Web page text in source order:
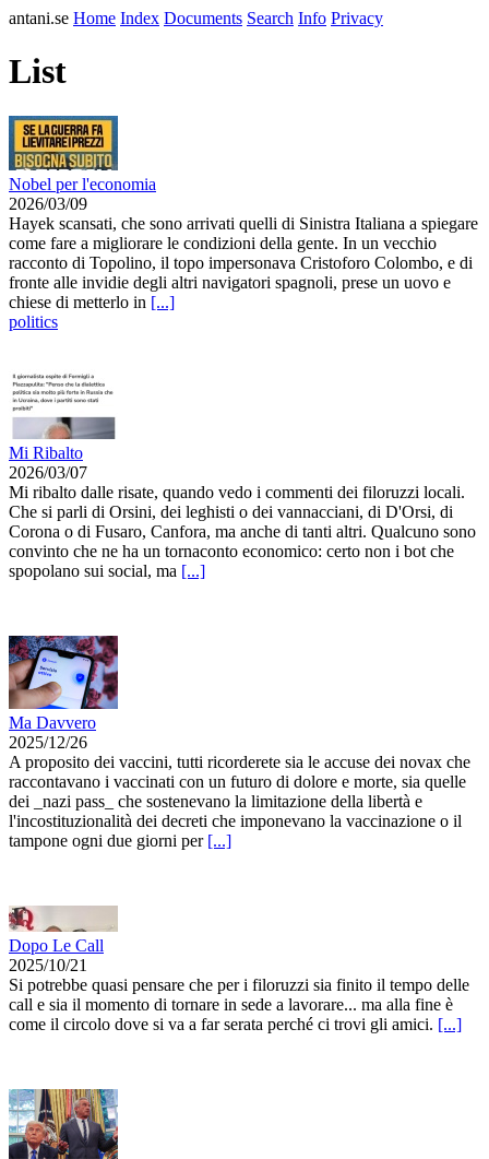
antani.se Home Index Documents Search Info Privacy
List
Nobel per l'economia
2026/03/09
Hayek scansati, che sono arrivati quelli di Sinistra Italiana a spiegare
come fare a migliorare le condizioni della gente. In un vecchio
racconto di Topolino, il topo impersonava Cristoforo Colombo, e di
fronte alle invidie degli altri navigatori spagnoli, prese un uovo e
chiese di metterlo in [...]
politics
Mi Ribalto
2026/03/07
Mi ribalto dalle risate, quando vedo i commenti dei filoruzzi locali.
Che si parli di Orsini, dei leghisti o dei vannacciani, di D'Orsi, di
Corona o di Fusaro, Canfora, ma anche di tanti altri. Qualcuno sono
convinto che ne ha un tornaconto economico: certo non i bot che
spopolano sui social, ma [...]
Ma Davvero
2025/12/26
A proposito dei vaccini, tutti ricorderete sia le accuse dei novax che
raccontavano i vaccinati con un futuro di dolore e morte, sia quelle
dei _nazi pass_ che sostenevano la limitazione della libertà e
l'incostituzionalità dei decreti che imponevano la vaccinazione o il
tampone ogni due giorni per [...]
Dopo Le Call
2025/10/21
Si potrebbe quasi pensare che per i filoruzzi sia finito il tempo delle
call e sia il momento di tornare in sede a lavorare... ma alla fine è
come il circolo dove si va a far serata perché ci trovi gli amici. [...]